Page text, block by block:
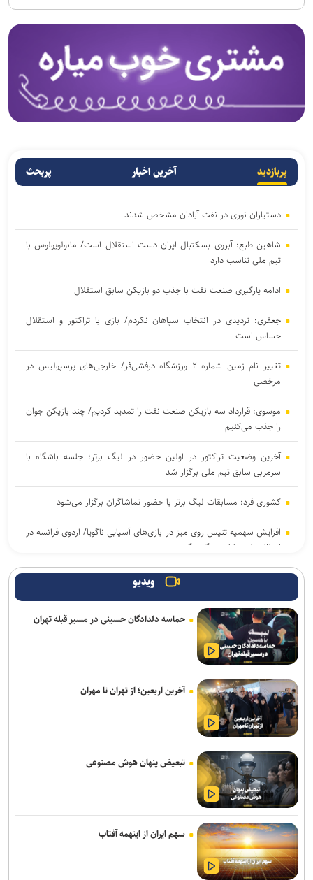
پربازدید آخرین اخبار پربحث
دستیاران نوری در نفت آبادان مشخص شدند
شاهین طبع: آبروی بسکتبال ایران دست استقلال است/ مانولوپولوس با
تیم ملی تناسب دارد
ادامه یارگیری صنعت نفت با جذب دو بازیکن سابق استقلال
جعفری: تردیدی در انتخاب سپاهان نکردم/ بازی با تراکتور و استقلال
حساس است
تغییر نام زمین شماره ۲ ورزشگاه درفشی‌فر/ خارجی‌های پرسپولیس در
مرخصی
موسوی: قرارداد سه بازیکن صنعت نفت را تمدید کردیم/ چند بازیکن جوان
را جذب می‌کنیم
آخرین وضعیت تراکتور در اولین حضور در لیگ برتر؛ جلسه باشگاه با
سرمربی سابق تیم ملی برگزار شد
کشوری فرد: مسابقات لیگ برتر با حضور تماشاگران برگزار می‌شود
افزایش سهمیه تنیس روی میز در بازی‌های آسیایی ناگویا/ اردوی فرانسه در
انتظار ملی‌پوشان پینگ پنگ
جزئیات حضور واسعی در سپاهان
آقاجانپور به صنعت نفت پیوست
لغو دیدار دوستانه با پرسپولیس/ فجری‌ها به مصاف تیم ملی جوانان
می‌روند
کاراته آسیای میانه| پایان کار تیم ملی با کسب ۱۹ مدال رنگارنگ
گلایه رضاییان از مدیریت استقلال: به‌جای اولتیماتوم یک تماس می‌گرفتید
فریادشیران: اخبارمربوط به خواهرخواندگی کذب است/ تنها مجوز مدرسه
فوتبال صادر کرده‌ایم
روشن: تا زمانی که فوتبال استقلال سامان نگیرد، توسعه سایر رشته ها
اولویت ندارد/ باید به بختیاری زاده کمک شود
بخشی: فرجی مدالی با ارزش‌تر از مسابقات جهانی گرفت/ او می‌تواند در
بازی‌های آسیایی و المپیک بدرخشد
ویدیو
حماسه دلدادگان حسینی در مسیر قبله تهران
آخرین اربعین؛ از تهران تا مهران
تبعیض پنهان هوش مصنوعی
سهم ایران از اینهمه آفتاب